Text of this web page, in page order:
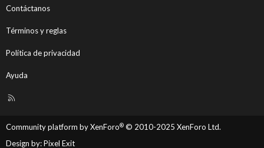
Contáctanos
Términos y reglas
Política de privacidad
Ayuda
R
Community platform by XenForo® © 2010-2025 XenForo Ltd.
Design by:Pixel Exit